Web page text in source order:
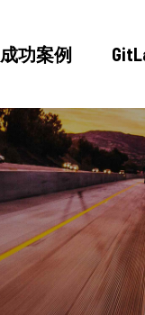
成功案
GitLab 諮詢
產品
新聞稿
成功案例